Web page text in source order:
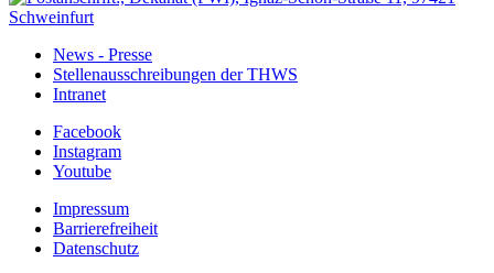
News - Presse
Stellenausschreibungen der THWS
Intranet
Facebook
Instagram
Youtube
Impressum
Barrierefreiheit
Datenschutz